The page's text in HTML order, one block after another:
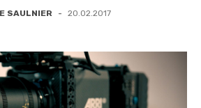
SAULNIER - 20.02.2017